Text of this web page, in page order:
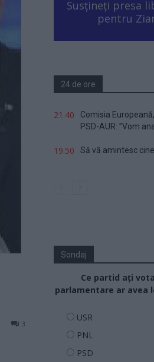
3
Susțineți presa
pentru
24 de ore
21.40
Comisia
PSD-AUR: ”Vom
19.50 Să vă amintesc
Sondaj
Ce partid ați
parlamentare ar avea
USR
PNL
PSD